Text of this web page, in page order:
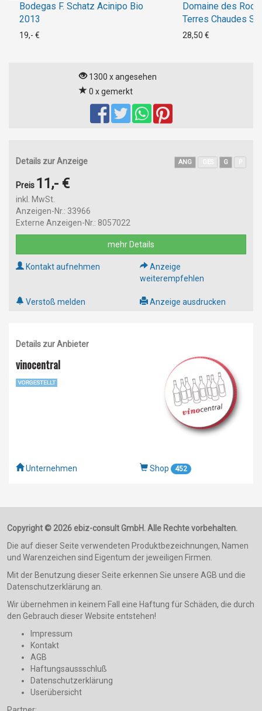
Bodegas F. Schatz Acinipo Bio
2013
19,- €
Domaine des
Terres Chaudes
Champigny Bio
28,50 €
1300 x angesehen
0 x gemerkt
Details zur Anzeige ANG G
Preis 11,- €
inkl. MwSt.
Anzeigen-Nr.: 33966
Externe Anzeigen-Nr.: 8057022
mehr Details
Kontakt aufnehmen
Anzeige
weiterempfehlen
Verstoß melden Anzeige ausdrucken
Details zur Anbieter
vinocentral
Unternehmen Shop 452
Copyright © 2026 ebiz-consult GmbH. Alle Rechte vorbehalten.
Die auf dieser Seite verwendeten Produktbezeichnungen, Namen
und Warenzeichen sind Eigentum der jeweiligen Firmen.
Mit der Benutzung dieser Seite erkennen Sie unsere AGB und die
Datenschutzerklärung an.
Wir übernehmen in keinem Fall eine Haftung für Schäden, die durch
den Gebrauch dieser Website entstehen!
Impressum
Kontakt
AGB
Haftungsaussschluß
Datenschutzerklärung
Userübersicht